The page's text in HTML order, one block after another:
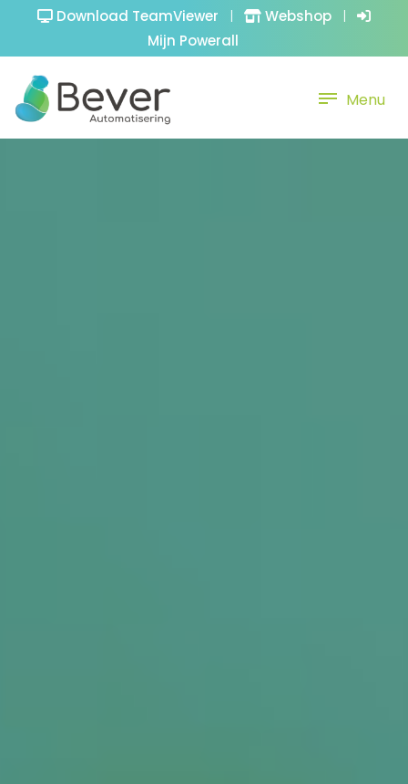
Download TeamViewer | Webshop |
Mijn Powerall
Menu